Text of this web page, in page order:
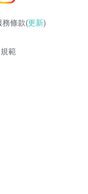
條款(更新)
範